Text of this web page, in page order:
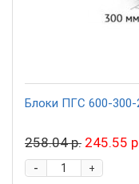
Блоки ПГС 600-300-
258.04 р. 245.55
+
-